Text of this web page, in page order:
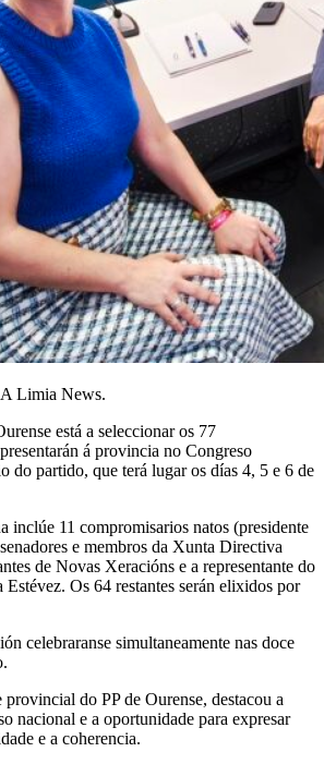
Limia News.
está a seleccionar os 77
á provincia no Congreso
do partido, que terá lugar os días 4, 5 e 6 de
inclúe 11 compromisarios natos (presidente
e membros da Xunta Directiva
de Novas Xeracións e a representante do
Estévez. Os 64 restantes serán elixidos por
celebraranse simultaneamente nas doce
do PP de Ourense, destacou a
nacional e a oportunidade para expresar
e a coherencia.